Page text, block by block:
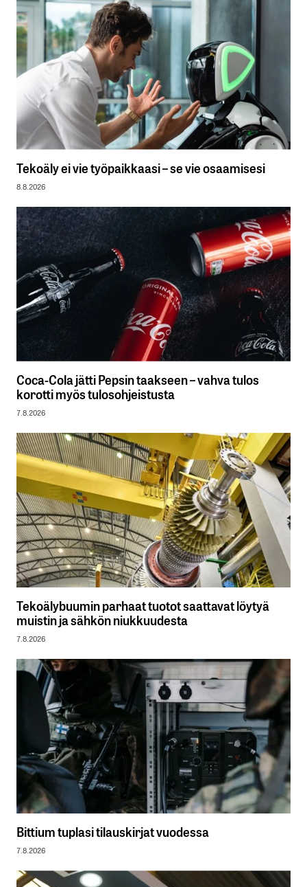
Tekoäly ei vie työpaikkaasi – se vie osaamisesi
8.8.2026
Coca-Cola jätti Pepsin taakseen – vahva tulos
korotti myös tulosohjeistusta
7.8.2026
Tekoälybuumin parhaat tuotot saattavat löytyä
muistin ja sähkön niukkuudesta
7.8.2026
Bittium tuplasi tilauskirjat vuodessa
7.8.2026